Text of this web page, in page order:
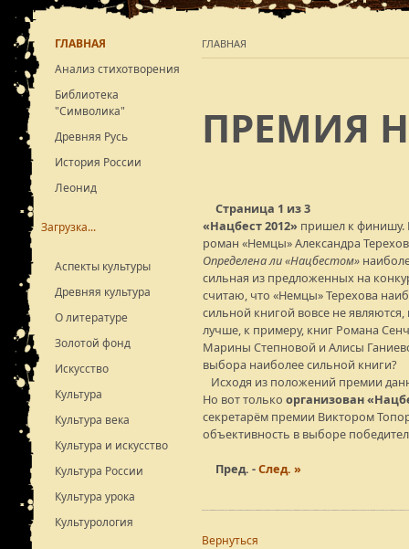
ГЛАВНАЯ
ПРЕМИЯ
Страница 1 из 3
«Нацбест 2012»пришел к финишу.
роман «Немцы» Александра
Определена ли «Нацбестом»
сильная из предложенных на
считаю, что «Немцы» Терехова
сильной книгой вовсе не
лучше, к примеру, книг Романа
Марины Степновой и Алисы
выбора наиболее сильной книги?
Исходя из положений премии
Но вот только организован
секретарём премии Виктором
объективность в выборе
Пред. -След. »
Вернуться
ГЛАВНАЯ
Анализ стихотворения
Библиотека
"Символика"
Древняя Русь
История России
Леонид
Загрузка...
Аспекты культуры
Древняя культура
О литературе
Золотой фонд
Искусство
Культура
Культура века
Культура и искусство
Культура России
Культура урока
Культурология